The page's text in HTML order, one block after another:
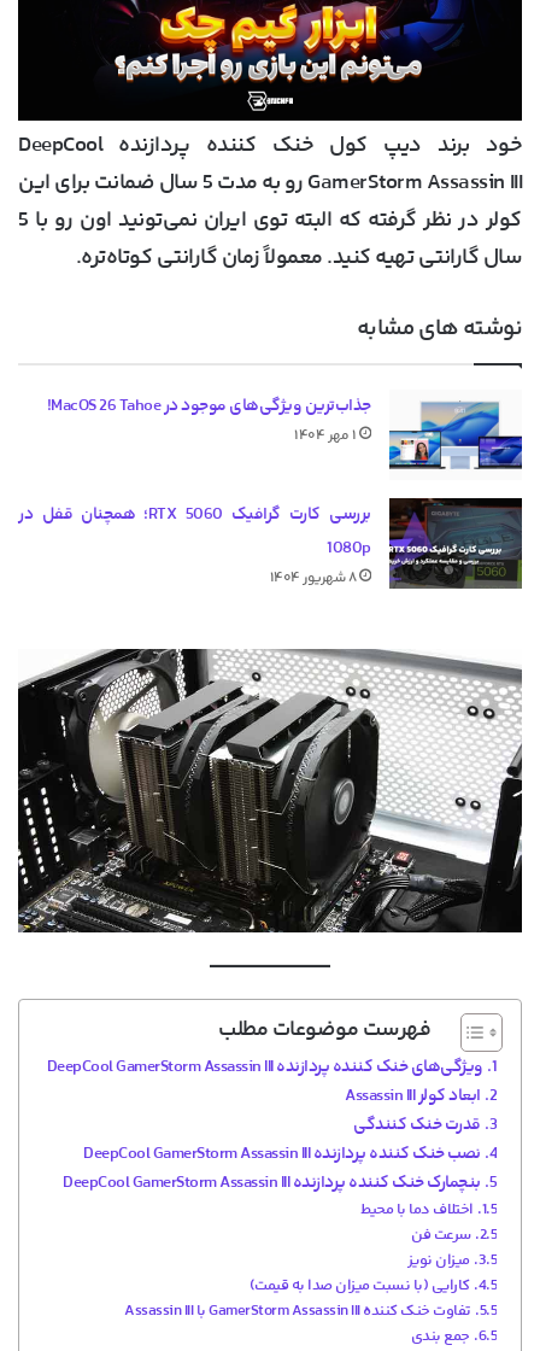
خود برند دیپ کول خنک کننده پردازنده DeepCool
GamerStorm Assassin III رو به مدت 5 سال ضمانت برای این
کولر در نظر گرفته که البته توی ایران نمی‌تونید اون رو با 5
سال گارانتی تهیه کنید. معمولاً زمان گارانتی کوتاه‌تره.
نوشته های مشابه
جذاب‌ترین ویژگی‌های موجود در MacOS 26 Tahoe!
۱ مهر ۱۴۰۴
بررسی کارت گرافیک RTX 5060؛ همچنان قفل در
1080p
۸ شهریور ۱۴۰۴
فهرست موضوعات مطلب
ویژگی‌های خنک کننده پردازنده DeepCool GamerStorm Assassin III
ابعاد کولر Assassin III
قدرت خنک کنندگی
نصب خنک کننده پردازنده DeepCool GamerStorm Assassin III
بنچمارک خنک کننده پردازنده DeepCool GamerStorm Assassin III
اختلاف دما با محیط
سرعت فن
میزان نویز
کارایی (با نسبت میزان صدا به قیمت)
تفاوت خنک کننده GamerStorm Assassin III با Assassin III
جمع بندی